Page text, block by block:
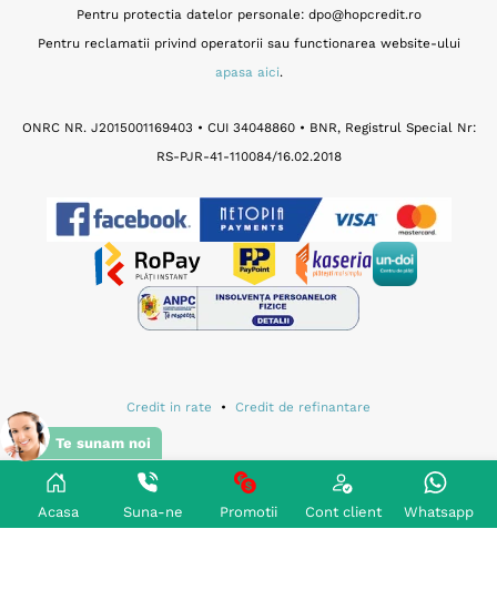
Pentru protectia datelor personale: dpo@hopcredit.ro
Pentru reclamatii privind operatorii sau functionarea website-ului
apasa aici.
ONRC NR. J2015001169403 • CUI 34048860 • BNR, Registrul Special Nr:
RS-PJR-41-110084/16.02.2018
Credit in rate • Credit de refinantare
Termeni si conditii de utilizare site
Notificare de prelucrare a datelor cu caracter personal•
Acasa Suna-ne Promotii Cont client Whatsapp
Te sunam noi